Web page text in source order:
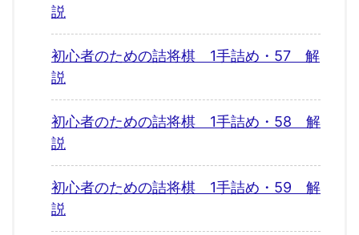
説
初心者のための詰将棋 1手詰め・57 解
説
初心者のための詰将棋 1手詰め・58 解
説
初心者のための詰将棋 1手詰め・59 解
説